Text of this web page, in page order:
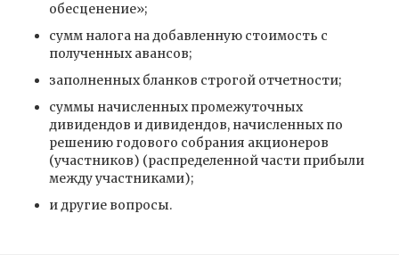
обесценение»;
сумм налога на добавленную стоимость с
полученных авансов;
заполненных бланков строгой отчетности;
суммы начисленных промежуточных
дивидендов и дивидендов, начисленных по
решению годового собрания акционеров
(участников) (распределенной части прибыли
между участниками);
и другие вопросы.